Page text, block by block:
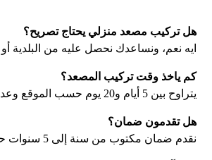
هل تركيب مصعد منزلي يحتاج تصريح؟
ايه نعم، ونساعدك نحصل عليه من البلدية أو
كم ياخذ وقت تركيب المصعد؟
يتراوح بين 5 أيام و20 يوم حسب الموقع وعدد الأدوار.
هل تقدمون ضمان؟
نقدم ضمان مكتوب من سنة إلى 5 سنوات حسب الاتفاق.